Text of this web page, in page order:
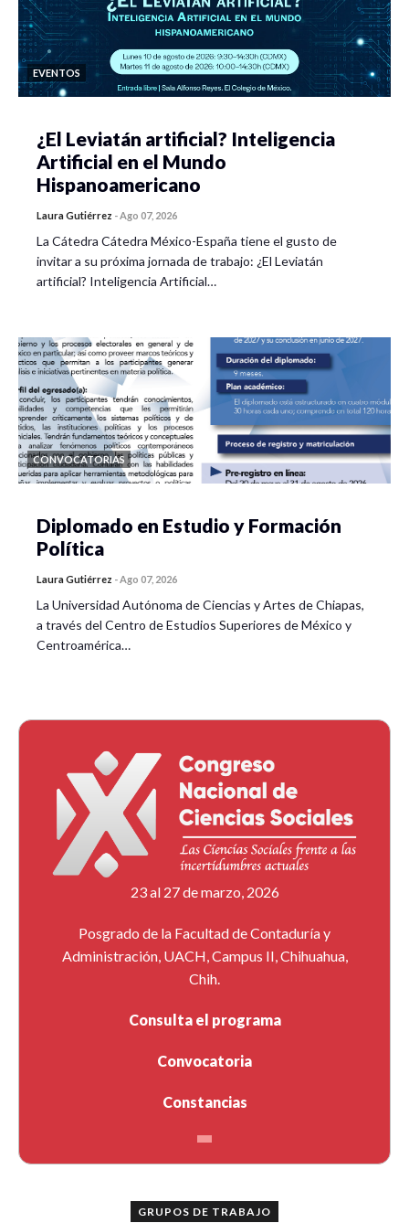
EVENTOS
¿El Leviatán artificial? Inteligencia
Artificial en el Mundo
Hispanoamericano
Laura Gutiérrez -Ago 07, 2026
La Cátedra Cátedra México-España tiene el gusto de
invitar a su próxima jornada de trabajo: ¿El Leviatán
artificial? Inteligencia Artificial…
CONVOCATORIAS
Diplomado en Estudio y Formación
Política
Laura Gutiérrez -Ago 07, 2026
La Universidad Autónoma de Ciencias y Artes de Chiapas,
a través del Centro de Estudios Superiores de México y
Centroamérica…
23 al 27 de marzo, 2026
Posgrado de la Facultad de Contaduría y
Administración, UACH, Campus II, Chihuahua,
Chih.
Consulta el programa
Convocatoria
Constancias
GRUPOS DE TRABAJO